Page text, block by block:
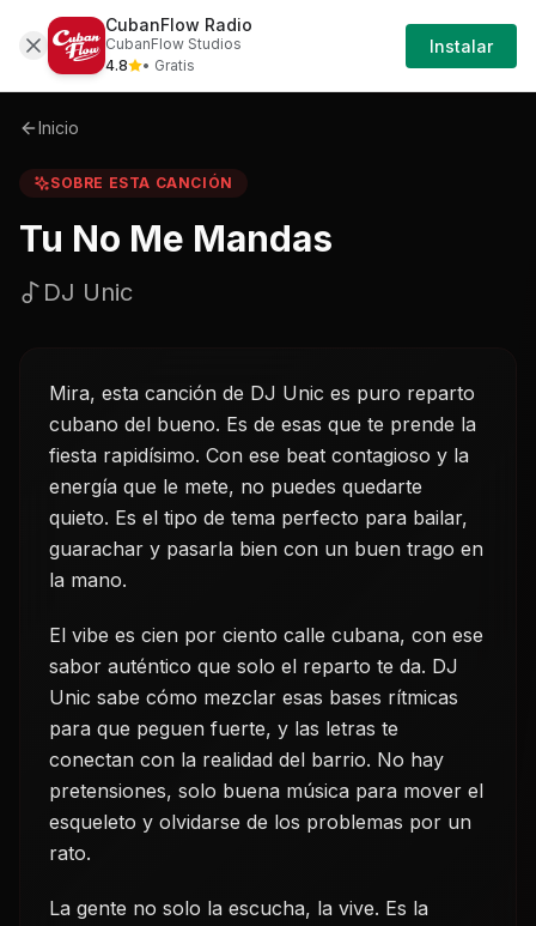
Sobre Tu-no-me-mandas-dj-unic
Iniciar
Sesión
Inicio
SOBRE ESTA CANCIÓN
Tu No Me Mandas
DJ Unic
Mira, esta canción de DJ Unic es puro reparto
cubano del bueno. Es de esas que te prende la
fiesta rapidísimo. Con ese beat contagioso y la
energía que le mete, no puedes quedarte
quieto. Es el tipo de tema perfecto para bailar,
guarachar y pasarla bien con un buen trago en
la mano.
El vibe es cien por ciento calle cubana, con ese
sabor auténtico que solo el reparto te da. DJ
Unic sabe cómo mezclar esas bases rítmicas
para que peguen fuerte, y las letras te
conectan con la realidad del barrio. No hay
pretensiones, solo buena música para mover el
esqueleto y olvidarse de los problemas por un
rato.
La gente no solo la escucha, la vive. Es la
CubanFlow Radio
CubanFlow Studios
4.8
• Gratis
Instalar